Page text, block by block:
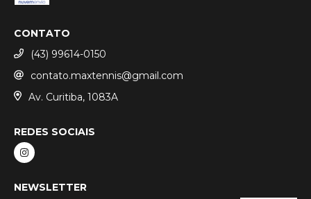
CONTATO
(43) 99614-0150
contato.maxtennis@gmail.com
Av. Curitiba, 1083A
REDES SOCIAIS
NEWSLETTER